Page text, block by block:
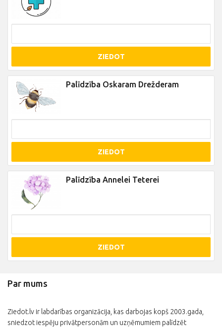
ZIEDOT
Palīdzība Oskaram Drežderam
ZIEDOT
Palīdzība Annelei Teterei
ZIEDOT
Par mums
Ziedot.lv ir labdarības organizācija, kas darbojas kopš 2003.gada,
sniedzot iespēju privātpersonām un uzņēmumiem palīdzēt